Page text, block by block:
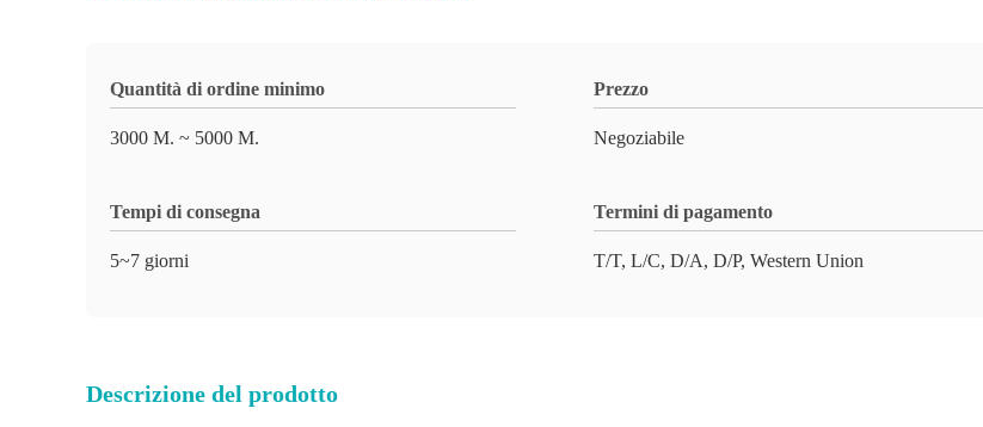
Quantità di ordine minimo
3000 M. ~ 5000 M.
Prezzo
Negoziabile
Tempi di consegna
5~7 giorni
Termini di pagamento
T/T, L/C, D/A, D/P, Western Union
Descrizione del prodotto